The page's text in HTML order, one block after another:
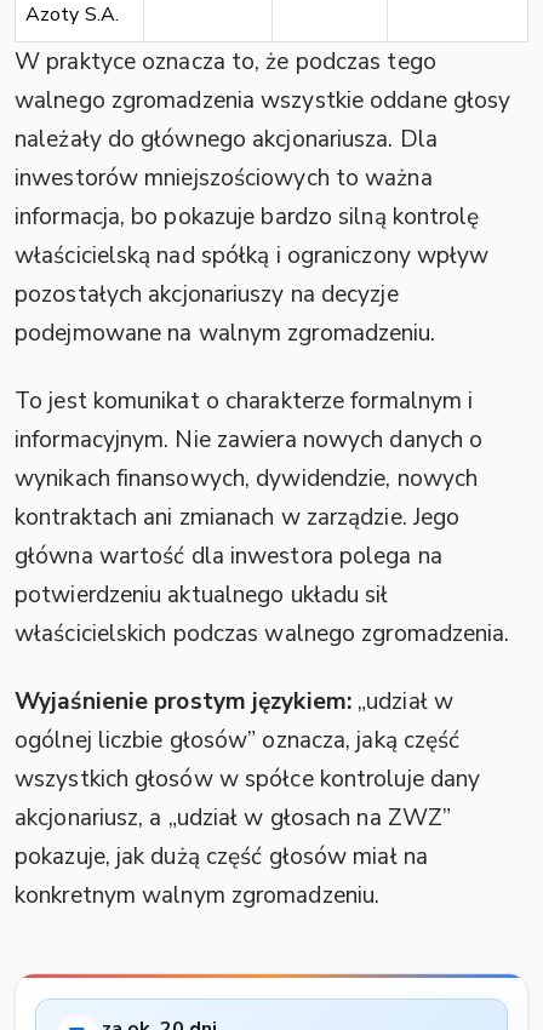
Azoty S.A.
W praktyce oznacza to, że podczas tego
walnego zgromadzenia wszystkie oddane głosy
należały do głównego akcjonariusza. Dla
inwestorów mniejszościowych to ważna
informacja, bo pokazuje bardzo silną kontrolę
właścicielską nad spółką i ograniczony wpływ
pozostałych akcjonariuszy na decyzje
podejmowane na walnym zgromadzeniu.
To jest komunikat o charakterze formalnym i
informacyjnym. Nie zawiera nowych danych o
wynikach finansowych, dywidendzie, nowych
kontraktach ani zmianach w zarządzie. Jego
główna wartość dla inwestora polega na
potwierdzeniu aktualnego układu sił
właścicielskich podczas walnego zgromadzenia.
Wyjaśnienie prostym językiem:„udział w
ogólnej liczbie głosów” oznacza, jaką część
wszystkich głosów w spółce kontroluje dany
akcjonariusz, a „udział w głosach na ZWZ”
pokazuje, jak dużą część głosów miał na
konkretnym walnym zgromadzeniu.